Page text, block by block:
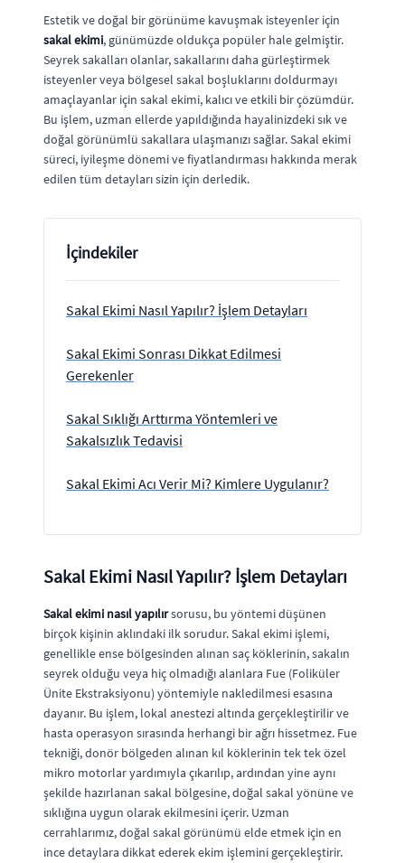
Estetik ve doğal bir görünüme kavuşmak isteyenler için
sakal ekimi, günümüzde oldukça popüler hale gelmiştir.
Seyrek sakalları olanlar, sakallarını daha gürleştirmek
isteyenler veya bölgesel sakal boşluklarını doldurmayı
amaçlayanlar için sakal ekimi, kalıcı ve etkili bir çözümdür.
Bu işlem, uzman ellerde yapıldığında hayalinizdeki sık ve
doğal görünümlü sakallara ulaşmanızı sağlar. Sakal ekimi
süreci, iyileşme dönemi ve fiyatlandırması hakkında merak
edilen tüm detayları sizin için derledik.
İçindekiler
Sakal Ekimi Nasıl Yapılır? İşlem Detayları
Sakal Ekimi Sonrası Dikkat Edilmesi
Gerekenler
Sakal Sıklığı Arttırma Yöntemleri ve
Sakalsızlık Tedavisi
Sakal Ekimi Acı Verir Mi? Kimlere Uygulanır?
Sakal Ekimi Nasıl Yapılır? İşlem Detayları
Sakal ekimi nasıl yapılırsorusu, bu yöntemi düşünen
birçok kişinin aklındaki ilk sorudur. Sakal ekimi işlemi,
genellikle ense bölgesinden alınan saç köklerinin, sakalın
seyrek olduğu veya hiç olmadığı alanlara Fue (Foliküler
Ünite Ekstraksiyonu) yöntemiyle nakledilmesi esasına
dayanır. Bu işlem, lokal anestezi altında gerçekleştirilir ve
hasta operasyon sırasında herhangi bir ağrı hissetmez. Fue
tekniği, donör bölgeden alınan kıl köklerinin tek tek özel
mikro motorlar yardımıyla çıkarılıp, ardından yine aynı
şekilde hazırlanan sakal bölgesine, doğal sakal yönüne ve
sıklığına uygun olarak ekilmesini içerir. Uzman
cerrahlarımız, doğal sakal görünümü elde etmek için en
ince detaylara dikkat ederek ekim işlemini gerçekleştirir.